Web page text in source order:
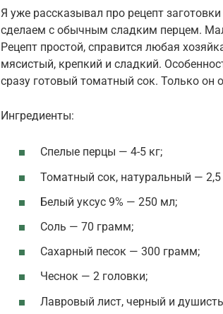
Я уже рассказывал про рецепт
сделаем с обычным сладким перцем.
Рецепт простой, справится любая
мясистый, крепкий и сладкий.
сразу готовый томатный сок. Только
Ингредиенты:
Спелые перцы — 4-5 кг;
Томатный сок, натуральный — 2,5
Белый уксус 9% — 250 мл;
Соль — 70 грамм;
Сахарный песок — 300 грамм;
Чеснок — 2 головки;
Лавровый лист, черный и